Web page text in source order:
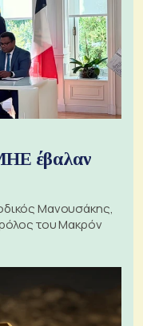
έβαλαν
Μανουσάκης,
του Μακρόν